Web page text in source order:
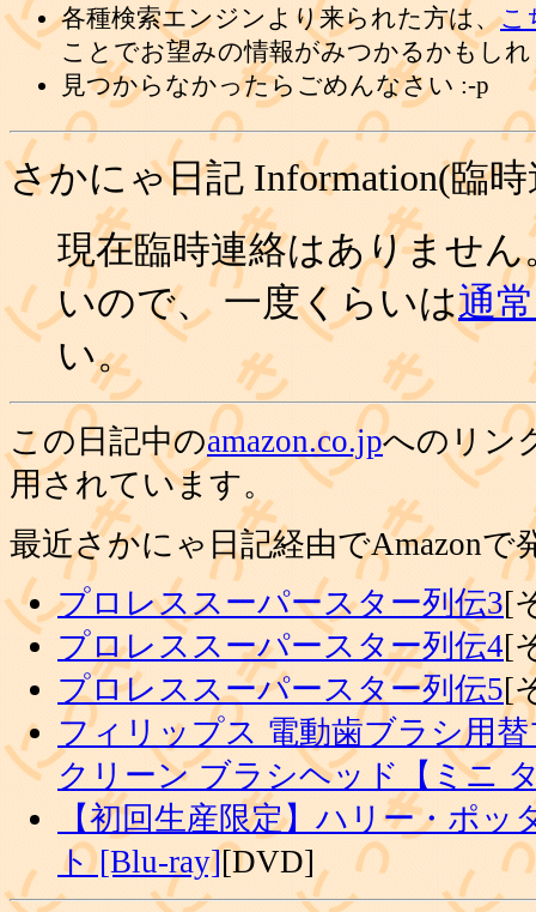
各種検索エンジンより来られた方は、こ
ことでお望みの情報がみつかるかもし
見つからなかったらごめんなさい :-p
さかにゃ日記 Information(臨
現在臨時連絡はありませ
いので、 一度くらいは通
い。
この日記中のamazon.co.jpへのリン
用されています。
最近さかにゃ日記経由でAmazon
プロレススーパースター列伝3[
プロレススーパースター列伝4[
プロレススーパースター列伝5[
フィリップス 電動歯ブラシ用
クリーン ブラシヘッド【ミニ
【初回生産限定】ハリー・ポ
ト [Blu-ray][DVD]